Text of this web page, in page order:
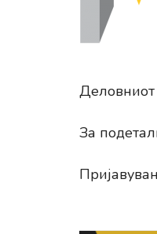
Деловниот
За